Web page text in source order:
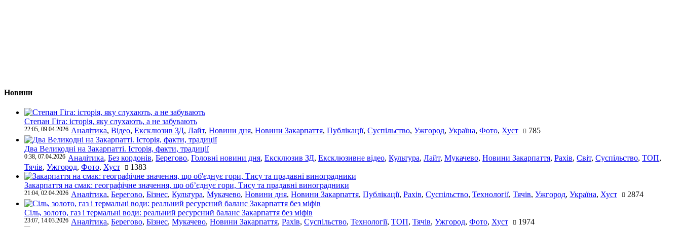
Новини
Степан Гіга: історія, яку слухають, а не забувають
22:05, 09.04.2026 Аналітика, Відео, Ексклюзив ЗД, Лайт, Новини дня, Новини Закарпаття, Публікації, Суспільство, Ужгород, Україна, Фото, Хуст 785
Два Великодні на Закарпатті. Історія, факти, традиції
0:38, 07.04.2026 Аналітика, Без кордонів, Берегово, Головні новини дня, Ексклюзив ЗД, Ексклюзивне відео, Культура, Лайт, Мукачево, Новини Закарпаття, Рахів, Світ, Суспільство, ТОП,
Тячів, Ужгород, Фото, Хуст 1383
Закарпаття на смак: географічне значення, що об’єднує гори, Тису та прадавні виноградники
21:04, 02.04.2026 Аналітика, Берегово, Бізнес, Культура, Мукачево, Новини дня, Новини Закарпаття, Публікації, Рахів, Суспільство, Технології, Тячів, Ужгород, Україна, Хуст 2874
Сіль, золото, газ і термальні води: реальний ресурсний баланс Закарпаття без міфів
23:07, 14.03.2026 Аналітика, Берегово, Бізнес, Мукачево, Новини Закарпаття, Рахів, Суспільство, Технології, ТОП, Тячів, Ужгород, Фото, Хуст 1974